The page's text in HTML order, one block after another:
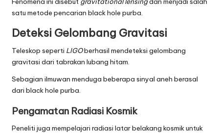
satu metode pencarian black hole purba.
Deteksi Gelombang Gravitasi
Teleskop seperti LIGOberhasil mendeteksi gelombang
gravitasi dari tabrakan lubang hitam.
Sebagian ilmuwan menduga beberapa sinyal aneh berasal
dari black hole purba.
Pengamatan Radiasi Kosmik
Peneliti juga mempelajari radiasi latar belakang kosmik untuk